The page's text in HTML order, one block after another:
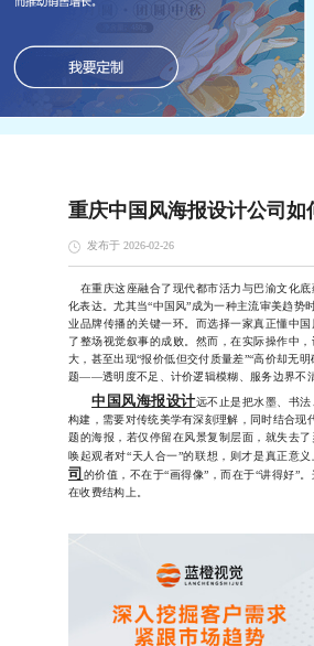
重庆中国风海报设计公司如
发布于 2026-02-26
在重庆这座融合了现代都市活力与巴渝文化
化表达。尤其当“中国风”成为一种主流审美趋
业品牌传播的关键一环。而选择一家真正懂中
了整场视觉叙事的成败。然而，在实际操作中
大，甚至出现“报价低但交付质量差”“高价却无
题——透明度不足、计价逻辑模糊、服务边界不
中国风海报设计远不止是把水墨、书
构建，需要对传统美学有深刻理解，同时结合现
题的海报，若仅停留在风景复制层面，就失去
唤起观者对“天人合一”的联想，则才是真正意
司 的价值，不在于“画得像”，而在于“讲得好”
在收费结构上。